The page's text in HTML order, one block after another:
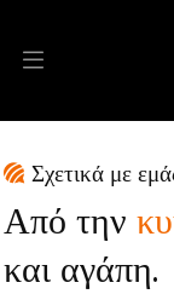
Σχετικά με
Από την
και αγάπη.